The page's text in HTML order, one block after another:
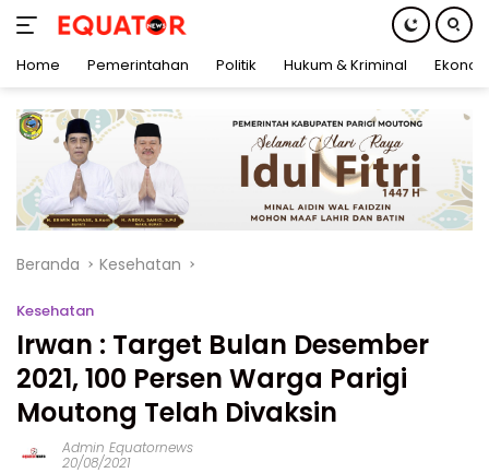
konten
Home Pemerintahan Politik Hukum & Kriminal
Beranda Kesehatan
Kesehatan
Irwan : Target Bulan Desember
2021, 100 Persen Warga Parigi
Moutong Telah Divaksin
Admin Equatornews
20/08/2021